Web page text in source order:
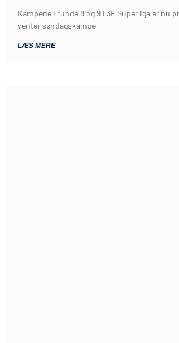
Kampene i runde 8 og 9 i 3F Superliga er nu
venter søndagskampe
LÆS MERE